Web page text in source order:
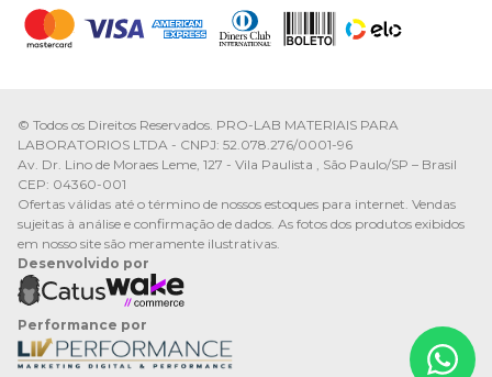
© Todos os Direitos Reservados. PRO-LAB MATERIAIS PARA
LABORATORIOS LTDA - CNPJ: 52.078.276/0001-96
Av. Dr. Lino de Moraes Leme, 127 - Vila Paulista , São Paulo/SP – Brasil
CEP: 04360-001
Ofertas válidas até o término de nossos estoques para internet. Vendas
sujeitas à análise e confirmação de dados. As fotos dos produtos exibidos
em nosso site são meramente ilustrativas.
Desenvolvido por
Performance por